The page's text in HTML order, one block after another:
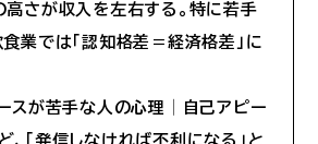
高さが収入を左右する。特に若手
業では「認知格差＝経済格差」に
スが苦手な人の心理│自己アピー
、「発信しなければ不利になる」と